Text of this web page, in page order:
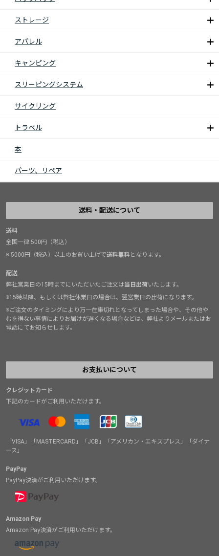
ストレージ
アパレル
キャンピング
スリーピングシステム
サイクリング
トラベル
本
パーツ、リペア
送料・配送について
送料
全国一律 500円（税込）
※ 5000円（税込）以上のお買い上げで送料無料となります。
配送
弊社営業日の15時までにいただいたご注文は当日出荷いたします。
※15時以降、もしくは弊社休業日の場合は、翌営業日の出荷になります。
※ご注文のタイミングにより万一在庫切れとなってしまった場合や、その他や
むを得ない事情によりお届けが遅くなる場合などは、弊社よりメールまたはお
電話にてお知らせします。
お支払いについて
クレジットカード
下記のカードがご利用いただけます。
「VISA」「MASTERCARD」「JCB」「アメリカン・エキスプレス」「ダイナ
ース」
PayPay
PayPay決済がご利用いただけます。
Amazon Pay
Amazon Pay決済がご利用いただけます。